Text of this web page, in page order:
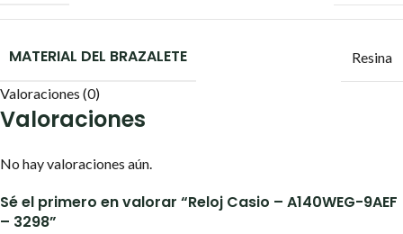
MATERIAL DEL BRAZALETE Resina
Valoraciones (0)
Valoraciones
No hay valoraciones aún.
Sé el primero en valorar “Reloj Casio – A140WEG-9AEF
– 3298”